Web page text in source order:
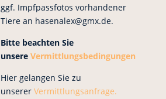
ggf. Impfpassfotos vorhandener
Tiere an hasenalex@gmx.de.
Bitte beachten Sie
unsere Vermittlungsbedingungen
Hier gelangen Sie zu
unserer Vermittlungsanfrage.